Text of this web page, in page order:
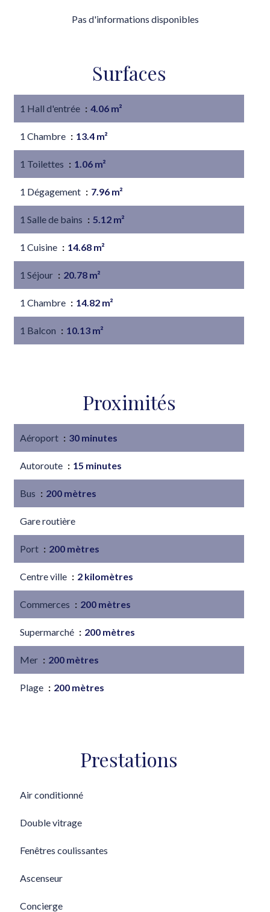
Pas d'informations disponibles
Surfaces
1 Hall d'entrée 4.06 m²
1 Chambre 13.4 m²
1 Toilettes 1.06 m²
1 Dégagement 7.96 m²
1 Salle de bains 5.12 m²
1 Cuisine 14.68 m²
1 Séjour 20.78 m²
1 Chambre 14.82 m²
1 Balcon 10.13 m²
Proximités
Aéroport 30 minutes
Autoroute 15 minutes
Bus 200 mètres
Gare routière
Port 200 mètres
Centre ville 2 kilomètres
Commerces 200 mètres
Supermarché 200 mètres
Mer 200 mètres
Plage 200 mètres
Prestations
Air conditionné
Double vitrage
Fenêtres coulissantes
Ascenseur
Concierge